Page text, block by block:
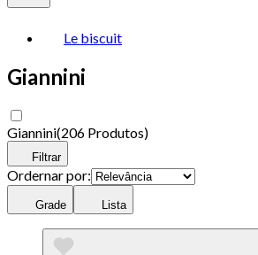
Le biscuit
Giannini
Giannini(206 Produtos)
Filtrar
Ordernar por:
Grade Lista